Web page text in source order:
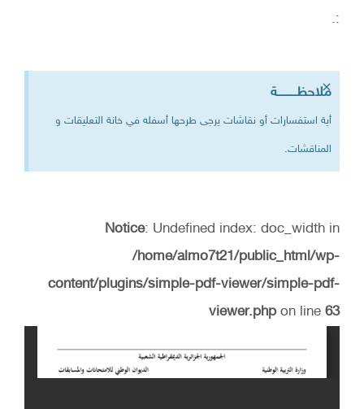
:.
ملاحظــــــــة
أية استفسارات أو نقاشات يرجى طرحها أسفله في خانة التعليقات و
المناقشات.
×
Notice: Undefined index: doc_width in
/home/almo7t21/public_html/wp-
content/plugins/simple-pdf-viewer/simple-pdf-
viewer.php on line 63